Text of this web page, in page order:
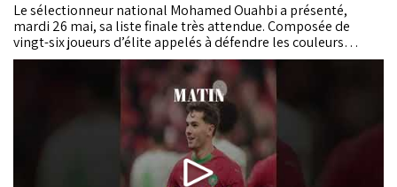
Le sélectionneur national Mohamed Ouahbi a présenté,
mardi 26 mai, sa liste finale très attendue. Composée de
vingt-six joueurs d’élite appelés à défendre les couleurs
nationales durant le tournoi, et complétée par un groupe
stratégique de réservistes, cette équipe allie cadres
incontournables et nouvelles pépites du football mondial.
L’objectif affiché est clair : rééditer, voire surpasser, l’épopée
historique de 2022 en s’appuyant sur un groupe à la fois
mature, hautement compétitif et profondément renouvelé.